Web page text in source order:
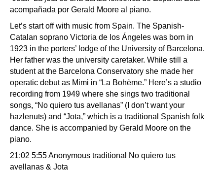
acompañada por Gerald Moore al piano.
Let’s start off with music from Spain. The Spanish-
Catalan soprano Victoria de los Ángeles was born in
1923 in the porters’ lodge of the University of Barcelona.
Her father was the university caretaker. While still a
student at the Barcelona Conservatory she made her
operatic debut as Mimi in “La Bohème.” Here’s a studio
recording from 1949 where she sings two traditional
songs, “No quiero tus avellanas” (I don’t want your
hazlenuts) and “Jota,” which is a traditional Spanish folk
dance. She is accompanied by Gerald Moore on the
piano.
21:02 5:55 Anonymous traditional No quiero tus
avellanas & Jota